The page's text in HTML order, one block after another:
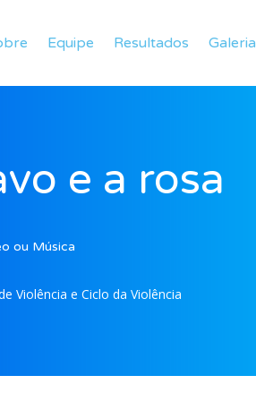
Equipe Resultados Galeria
e a rosa
ou Música
Violência e Ciclo da Violência